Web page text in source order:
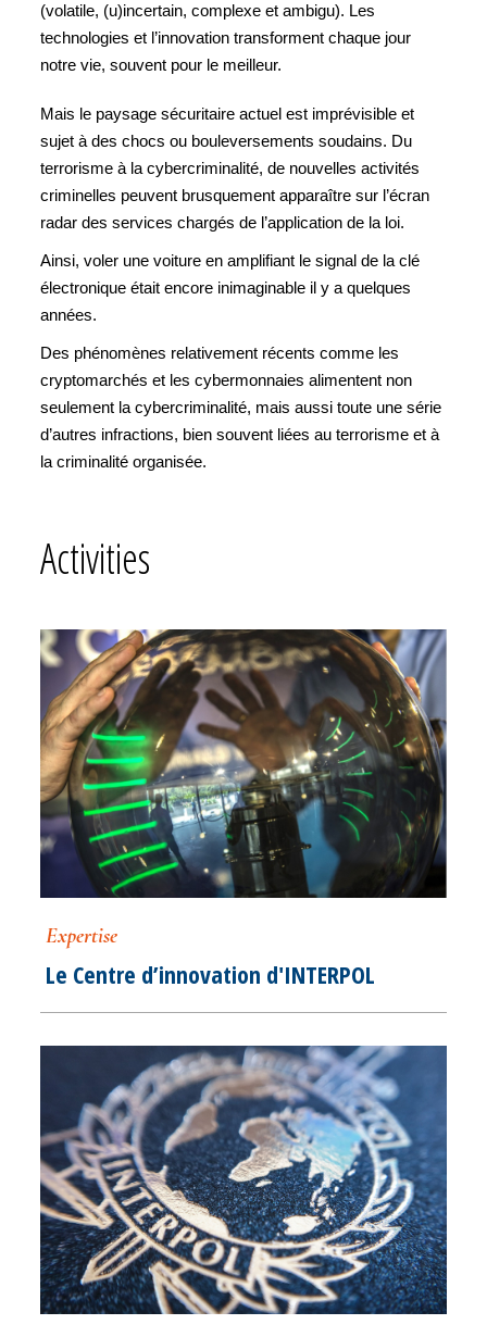
(volatile, (u)incertain, complexe et ambigu). Les
technologies et l’innovation transforment chaque jour
notre vie, souvent pour le meilleur.
Mais le paysage sécuritaire actuel est imprévisible et
sujet à des chocs ou bouleversements soudains. Du
terrorisme à la cybercriminalité, de nouvelles activités
criminelles peuvent brusquement apparaître sur l’écran
radar des services chargés de l’application de la loi.
Ainsi, voler une voiture en amplifiant le signal de la clé
électronique était encore inimaginable il y a quelques
années.
Des phénomènes relativement récents comme les
cryptomarchés et les cybermonnaies alimentent non
seulement la cybercriminalité, mais aussi toute une série
d’autres infractions, bien souvent liées au terrorisme et à
la criminalité organisée.
Activities
Expertise
Le Centre d’innovation d'INTERPOL